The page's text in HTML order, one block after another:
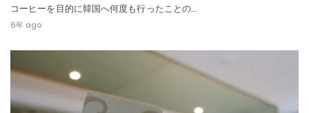
コーヒーを目的に韓国へ何度も行ったことの…
6年 ago